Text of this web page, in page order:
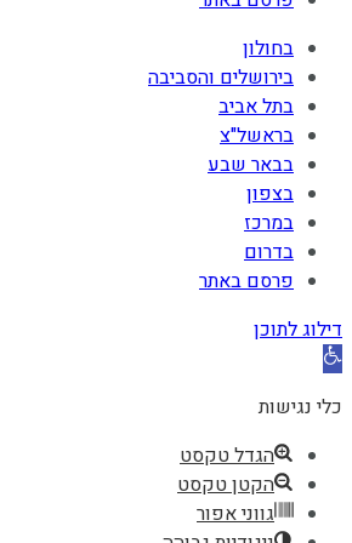
בחולון
בירושלים והסביבה
בתל אביב
בראשל"צ
בבאר שבע
בצפון
במרכז
בדרום
פרסם באתר
דילוג לתוכן
פתח
נגישות
כלי נגישות
הגדל טקסט
הקטן טקסט
גווני אפור